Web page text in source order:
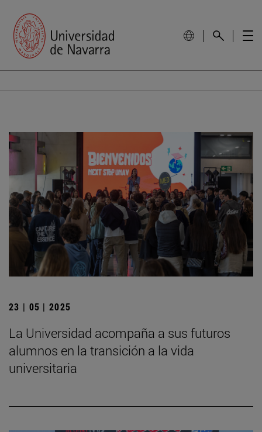
23 | 05 | 2025
La Universidad acompaña a sus futuros
alumnos en la transición a la vida
universitaria